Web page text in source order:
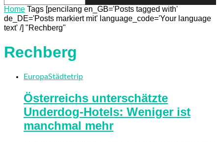
Home Tags [pencilang en_GB='Posts tagged with'
de_DE='Posts markiert mit' language_code='Your language
text' /] "Rechberg"
Rechberg
EuropaStädtetrip
Österreichs unterschätzte
Underdog-Hotels: Weniger ist
manchmal mehr